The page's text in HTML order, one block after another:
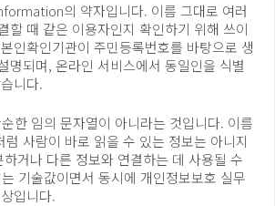
의 약자입니다. 이름 그대로 여러
할 때 같은 이용자인지 확인하기 위해 쓰이
인확인기관이 주민등록번호를 바탕으로 생
명되며, 온라인 서비스에서 동일인을 식별
니다.
한 임의 문자열이 아니라는 것입니다. 이름
럼 사람이 바로 읽을 수 있는 정보는 아니지
거나 다른 정보와 연결하는 데 사용될 수
기술값이면서 동시에 개인정보보호 실무
입니다.